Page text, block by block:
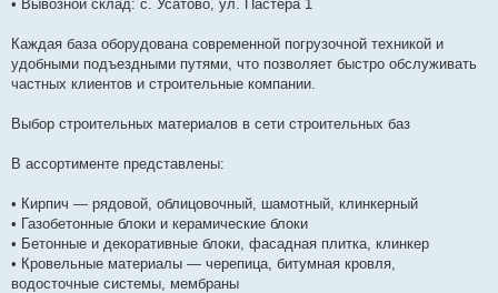
• Вывозной склад: с. Усатово, ул. Пастера 1
Каждая база оборудована современной погрузочной техникой и
удобными подъездными путями, что позволяет быстро обслуживать
частных клиентов и строительные компании.
Выбор строительных материалов в сети строительных баз
В ассортименте представлены:
• Кирпич — рядовой, облицовочный, шамотный, клинкерный
• Газобетонные блоки и керамические блоки
• Бетонные и декоративные блоки, фасадная плитка, клинкер
• Кровельные материалы — черепица, битумная кровля,
водосточные системы, мембраны